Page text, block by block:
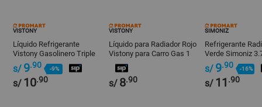
VISTONY
Líquido Refrigerante
Vistony Gasolinero Triple
Acción Verde
s/ 9.90 -9%
s/ 10.90
VISTONY
Líquido para Radiador Rojo
Vistony para Carro Gas 1
Galón
s/ 8.90
SIMONIZ
Refrigerante
Verde Simoniz
s/ 9.90 -16%
s/ 11 .90